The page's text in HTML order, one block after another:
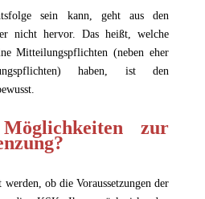
sein kann, geht aus den
nicht hervor. Das heißt, welche
Mitteilungspflichten (neben eher
haben, ist den
zur
ob die Voraussetzungen der